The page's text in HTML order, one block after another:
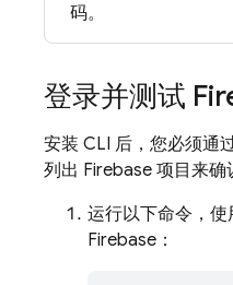
码。
登录并测试
安装 CLI 后，您必须通
列出 Firebase 项目来确
运行以下命令，
Firebase：